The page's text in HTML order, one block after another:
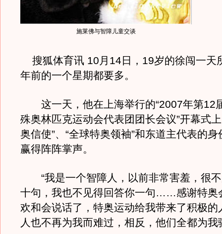
施莱佛与智障儿童交谈
搜狐体育讯 10月14日，19岁的徐闯一天
年前的一个星期都要多。
这一天，他在上海举行的“2007年第12
殊奥林匹克运动会代表团团长会议”开幕式
奥信使”、“全球特奥领袖”和东道主代表的
赢得阵阵掌声。
“我是一个智障人，以前非常害羞，很不
十句，我也不见得回答你一句……感谢特奥
欢和会说话了，特奥运动给我带来了积极的
人也不再为我而难过，相反，他们全都为我